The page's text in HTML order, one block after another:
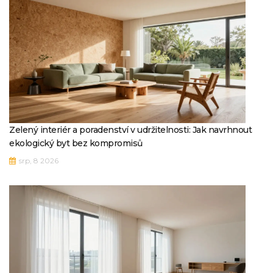
Zelený interiér a poradenství v udržitelnosti: Jak navrhnout
ekologický byt bez kompromisů
srp, 8 2026